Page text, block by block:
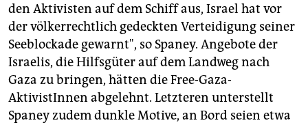
den Aktivisten auf dem Schiff aus, Israel hat vor
der völkerrechtlich gedeckten Verteidigung seiner
Seeblockade gewarnt", so Spaney. Angebote der
Israelis, die Hilfsgüter auf dem Landweg nach
Gaza zu bringen, hätten die Free-Gaza-
AktivistInnen abgelehnt. Letzteren unterstellt
Spaney zudem dunkle Motive, an Bord seien etwa